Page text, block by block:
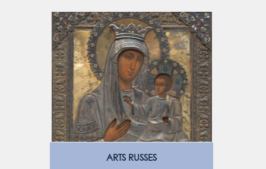
ARTS RUSSES